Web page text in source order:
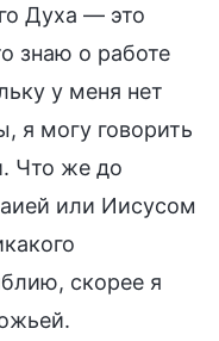
Духа — это
знаю о работе
у меня нет
я могу говорить
Что же до
или Иисусом
скорее я